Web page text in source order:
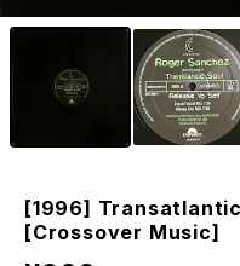
[1996]
[Crossover Music]